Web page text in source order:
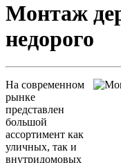
Монтаж
недорого
На современном
рынке
представлен
большой
ассортимент как
уличных, так и
внутридомовых